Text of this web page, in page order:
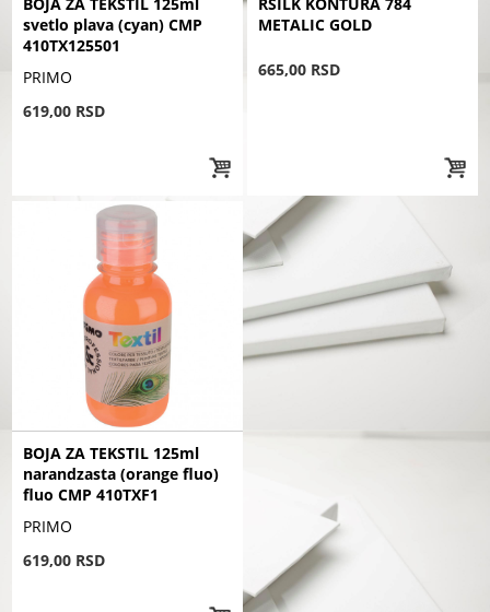
BOJA ZA TEKSTIL 125ml
svetlo plava (cyan) CMP
410TX125501
PRIMO
619,00 RSD
RSILK KONTURA 784
METALIC GOLD
665,00 RSD
BOJA ZA TEKSTIL 125ml
narandzasta (orange fluo)
fluo CMP 410TXF1
PRIMO
619,00 RSD